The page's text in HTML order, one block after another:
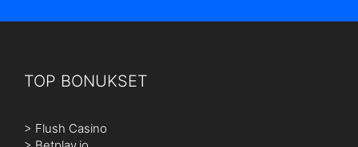
TOP BONUKSET
> Flush Casino